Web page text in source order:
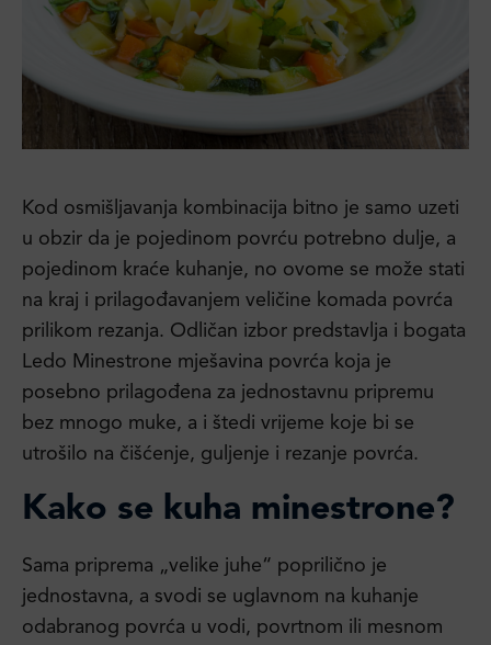
Kod osmišljavanja kombinacija bitno je samo uzeti
u obzir da je pojedinom povrću potrebno dulje, a
pojedinom kraće kuhanje, no ovome se može stati
na kraj i prilagođavanjem veličine komada povrća
prilikom rezanja. Odličan izbor predstavlja i bogata
Ledo Minestrone mješavina povrća koja je
posebno prilagođena za jednostavnu pripremu
bez mnogo muke, a i štedi vrijeme koje bi se
utrošilo na čišćenje, guljenje i rezanje povrća.
Kako se kuha minestrone?
Sama priprema „velike juhe“ poprilično je
jednostavna, a svodi se uglavnom na kuhanje
odabranog povrća u vodi, povrtnom ili mesnom